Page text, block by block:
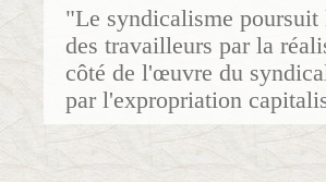
"Le syndicalisme
des travailleurs par la
côté de l'œuvre du
par l'expropriation